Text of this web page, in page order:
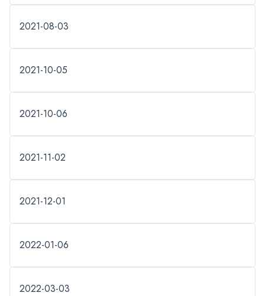
2021-08-03
2021-10-05
2021-10-06
2021-11-02
2021-12-01
2022-01-06
2022-03-03